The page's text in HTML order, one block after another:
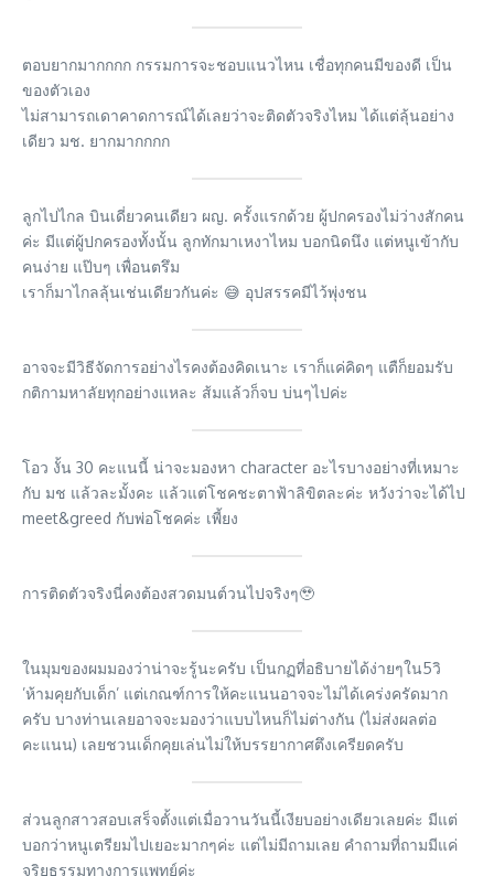
ตอบยากมากกกก กรรมการจะชอบแนวไหน เชื่อทุกคนมีของดี เป็น
ของตัวเอง
ไม่สามารถเดาคาดการณ์ได้เลยว่าจะติดตัวจริงไหม ได้แต่ลุ้นอย่าง
เดียว มช. ยากมากกกก
ลูกไปไกล บินเดี่ยวคนเดียว ผญ. ครั้งแรกด้วย ผู้ปกครองไม่ว่างสักคน
ค่ะ มีแต่ผู้ปกครองทั้งนั้น ลูกทักมาเหงาไหม บอกนิดนึง แต่หนูเข้ากับ
คนง่าย แป๊บๆ เพื่อนตรึม
เราก็มาไกลลุ้นเช่นเดียวกันค่ะ 😅 อุปสรรคมีไว้พุ่งชน
อาจจะมีวิธีจัดการอย่างไรคงต้องคิดเนาะ เราก็แค่คิดๆ แตืก็ยอมรับ
กติกามหาลัยทุกอย่างแหละ ส้มแล้วก็จบ บ่นๆไปค่ะ
โอว งั้น 30 คะแนนี้ น่าจะมองหา character อะไรบางอย่างที่เหมาะ
กับ มช แล้วละมั้งคะ แล้วแต่โชคชะตาฟ้าลิขิตละค่ะ หวังว่าจะได้ไป
meet&greed กับพ่อโชคค่ะ เพี้ยง
การติดตัวจริงนี่คงต้องสวดมนต์วนไปจริงๆ🥹
ในมุมของผมมองว่าน่าจะรู้นะครับ เป็นกฏที่อธิบายได้ง่ายๆใน5วิ
’ห้ามคุยกับเด็ก’ แต่เกณฑ์การให้คะแนนอาจจะไม่ได้เคร่งครัดมาก
ครับ บางท่านเลยอาจจะมองว่าแบบไหนก็ไม่ต่างกัน (ไม่ส่งผลต่อ
คะแนน) เลยชวนเด็กคุยเล่นไม่ให้บรรยากาศตึงเครียดครับ
ส่วนลูกสาวสอบเสร็จตั้งแต่เมื่อวานวันนี้เงียบอย่างเดียวเลยค่ะ มีแต่
บอกว่าหนูเตรียมไปเยอะมากๆค่ะ แต่ไม่มีถามเลย คำถามที่ถามมีแค่
จริยธรรมทางการแพทย์ค่ะ